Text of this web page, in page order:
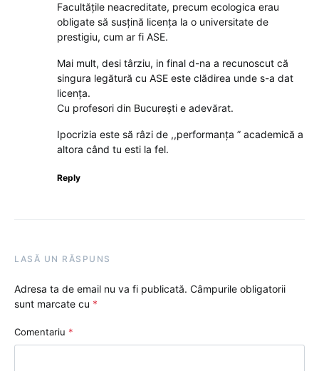
Facultățile neacreditate, precum ecologica erau
obligate să susțină licența la o universitate de
prestigiu, cum ar fi ASE.
Mai mult, desi târziu, in final d-na a recunoscut că
singura legătură cu ASE este clădirea unde s-a dat
licența.
Cu profesori din București e adevărat.
Ipocrizia este să râzi de ,,performanța ” academică a
altora când tu esti la fel.
Reply
LASĂ UN RĂSPUNS
Adresa ta de email nu va fi publicată. Câmpurile obligatorii
sunt marcate cu *
Comentariu *